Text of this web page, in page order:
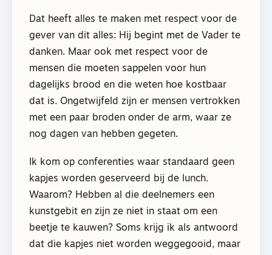
Dat heeft alles te maken met respect voor de
gever van dit alles: Hij begint met de Vader te
danken. Maar ook met respect voor de
mensen die moeten sappelen voor hun
dagelijks brood en die weten hoe kostbaar
dat is. Ongetwijfeld zijn er mensen vertrokken
met een paar broden onder de arm, waar ze
nog dagen van hebben gegeten.
Ik kom op conferenties waar standaard geen
kapjes worden geserveerd bij de lunch.
Waarom? Hebben al die deelnemers een
kunstgebit en zijn ze niet in staat om een
beetje te kauwen? Soms krijg ik als antwoord
dat die kapjes niet worden weggegooid, maar